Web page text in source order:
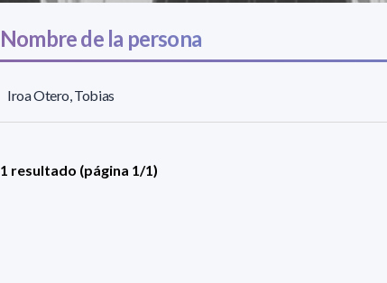
Nombre de la persona
Iroa Otero, Tobias
1 resultado (página 1/1)